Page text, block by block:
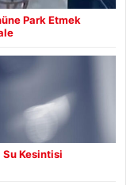
Park Etmek
Su Kesintisi